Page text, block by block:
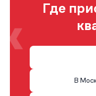
Где
В